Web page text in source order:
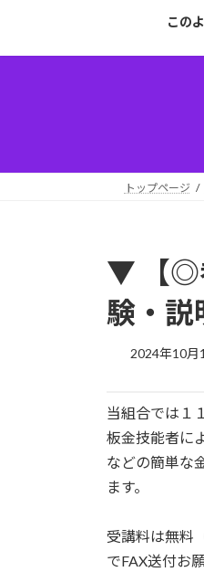
テ
ゲ
この
トップページ
▼ 【◎
験・
2024年10月
当組合では１
板金技能者に
などの簡単な
ます。
受講料は無料
でFAX送付お